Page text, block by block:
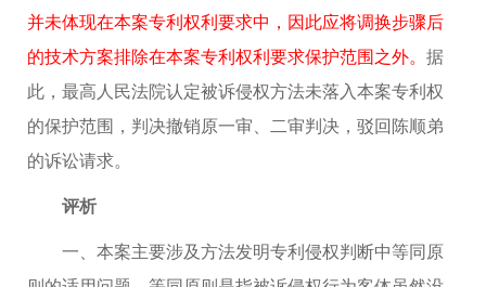
并未体现在本案专利权利要求中，因此应将调换步骤后
的技术方案排除在本案专利权利要求保护范围之外。 据
此，最高人民法院认定被诉侵权方法未落入本案专利权
的保护范围，判决撤销原一审、二审判决，驳回陈顺弟
的诉讼请求。
评析
一、本案主要涉及方法发明专利侵权判断中等同原